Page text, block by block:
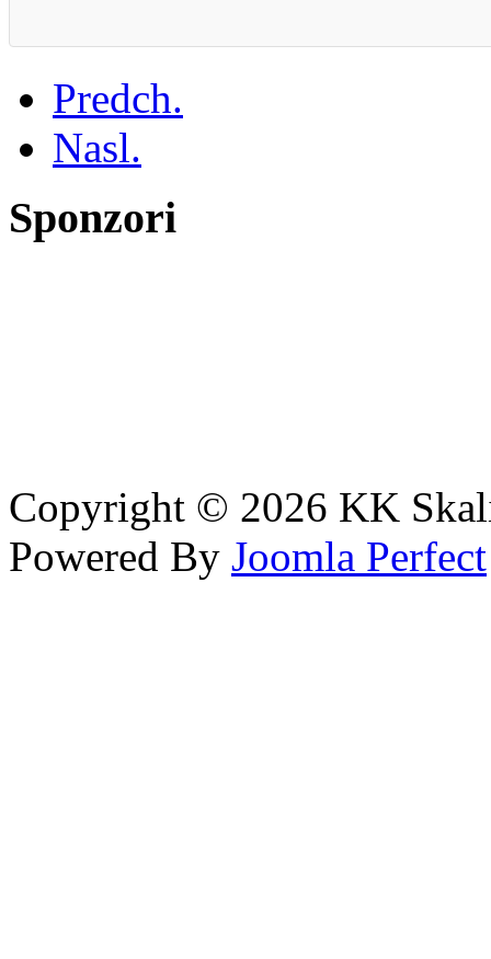
Predch.
Nasl.
Sponzori
Copyright © 2026 KK
Powered By Joomla Perfect